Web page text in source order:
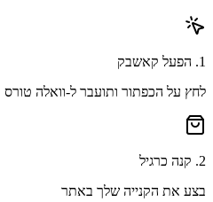
1
. הפעל קאשבק
לחץ על הכפתור ותועבר ל-וואלה טורס
2
. קנה כרגיל
בצע את הקנייה שלך באתר